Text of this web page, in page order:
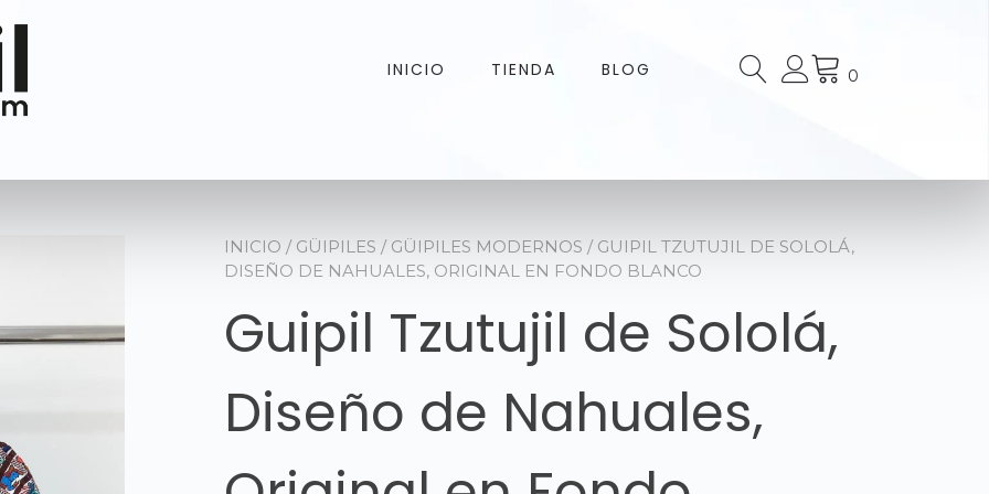
INICIO TIENDA BLOG 0
INICIO / GÜIPILES / GÜIPILES MODERNOS / GUIPIL TZUTUJIL DE SOLOLÁ,
DISEÑO DE NAHUALES, ORIGINAL EN FONDO BLANCO
Guipil Tzutujil de Sololá,
Diseño de Nahuales,